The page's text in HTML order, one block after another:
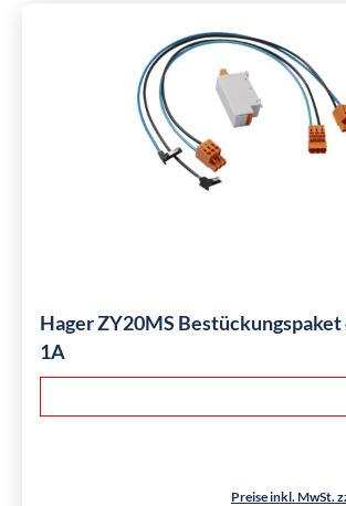
Hager ZY20MS Bestückungspaket
1A
Preise inkl. MwSt.